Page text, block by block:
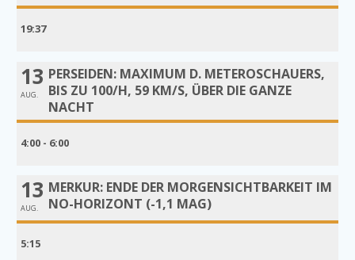
19:37
13
AUG.
PERSEIDEN: MAXIMUM D. METEROSCHAUERS,
BIS ZU 100/H, 59 KM/S, ÜBER DIE GANZE
NACHT
4:00 - 6:00
13
AUG.
MERKUR: ENDE DER MORGENSICHTBARKEIT IM
NO-HORIZONT (-1,1 MAG)
5:15